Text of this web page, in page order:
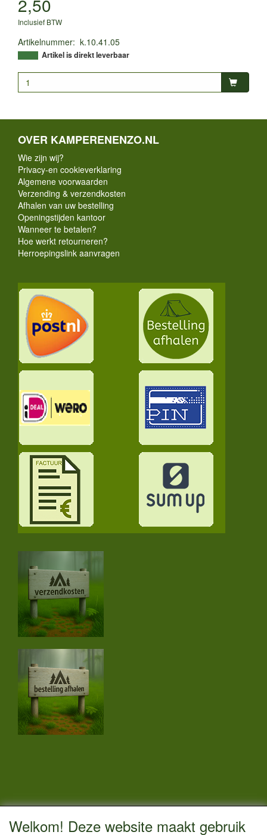
Inclusief BTW
Artikelnummer: k.10.41.05
Artikel is direkt leverbaar
OVER KAMPERENENZO.NL
Wie zijn wij?
Privacy-en cookieverklaring
Algemene voorwaarden
Verzending & verzendkosten
Afhalen van uw bestelling
Openingstijden kantoor
Wanneer te betalen?
Hoe werkt retourneren?
Herroepingslink aanvragen
CONTACTGEGEVENS
Vestigingsadres:
Welkom! Deze website maakt gebruik